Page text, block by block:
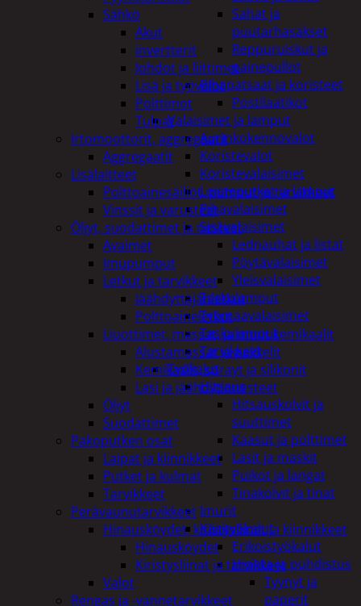
Sahat ja
puutarhasakset
Reppuruiskut ja
painepullot
Pihapatsaat ja koristeet
Postilaatikot
Valaisimet ja lamput
Aurinkokennovalot
Koristevalot
Koristevalaisimet
Loisteputket ja lamput
Pihavalaisimet
Sisävalaisimet
Lednauhat ja listat
Pöytävalaisimet
Yleisvalaisimet
Taskulamput
Työmaavalaisimet
Taskulamput
Tarvikkeet
Työkalut
Hitsaus
Hitsauskolvit ja
suuttimet
Kaasut ja polttimet
Lasit ja maskit
Puikot ja langat
Tinakolvit ja tinat
Imurit
Käsityökalut
Erikoistyökalut
Hionta ja puhdistus
Tyynyt ja
paperit
Sähkö
Akut
invertterit
Johdot ja liittimet
Lisä ja työvalot
Polttimot
Tulpat
Irtomoottorit, aggregaatit
Aggregaatit
Lisälaitteet
Polttoainesäiliöt, pumput ja tarvikkeet
Vinssit ja varusteet
Öljyt, suodattimet ja nesteet
Avaimet
Imupumput
Letkut ja tarvikkeet
Jäähdyttäjänletkut
Polttoaineletkut
Liuottimet, massat, ja muut kemikaalit
Alustamassat ja pakkelit
Kemikaalit, sprayt ja silikonit
Lasi ja jäähdytinnesteet
Öljyt
Suodattimet
Pakoputken osat
Laipat ja kiinnikkeet
Putket ja kulmat
Tarvikkeet
Perävaunutarvikkeet
Hinausköydet, kiristysliinat ja kiinnikkeet
Hinausköydet
Kiristysliinat ja tarvikkeet
Valot
Rengas ja -vannetarvikkeet